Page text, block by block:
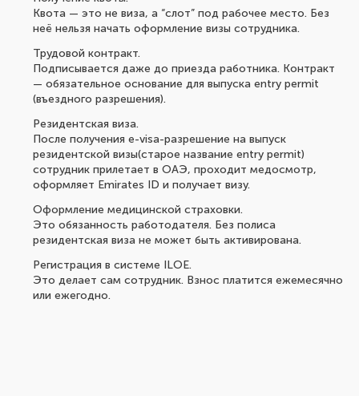
Квота — это не виза, а “слот” под рабочее место. Без
неё нельзя начать оформление визы сотрудника.
Трудовой контракт.
Подписывается даже до приезда работника. Контракт
— обязательное основание для выпуска entry permit
(въездного разрешения).
Резидентская виза.
После получения e-visa-разрешение на выпуск
резидентской визы(старое название entry permit)
сотрудник прилетает в ОАЭ, проходит медосмотр,
оформляет Emirates ID и получает визу.
Оформление медицинской страховки.
Это обязанность работодателя. Без полиса
резидентская виза не может быть активирована.
Регистрация в системе ILOE.
Это делает сам сотрудник. Взнос платится ежемесячно
или ежегодно.